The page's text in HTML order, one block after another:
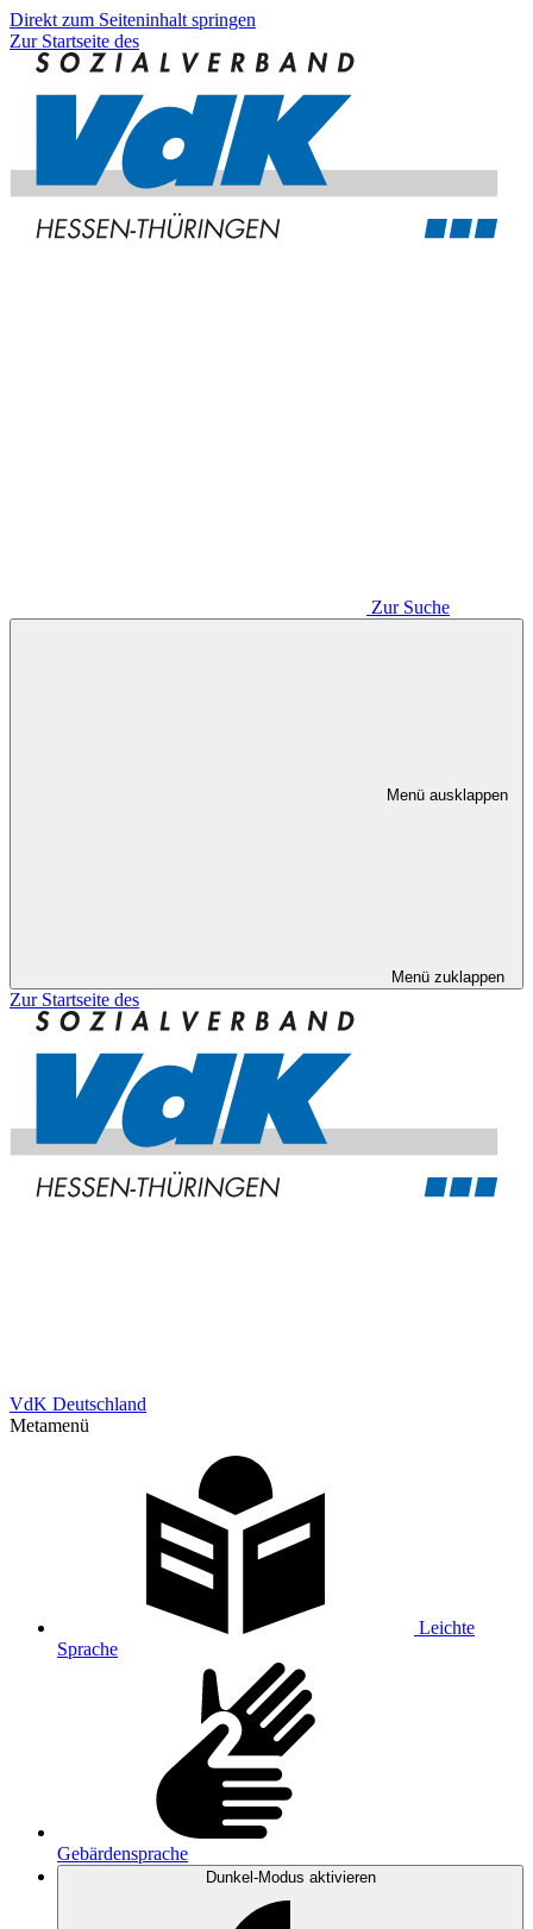
Direkt zum Seiteninhalt springen
Zur Startseite des
Zur Suche
Menü ausklappen
Menü zuklappen
Zur Startseite des
VdK Deutschland
Metamenü
Leichte
Sprache
Gebärdensprache
Dunkel-Modus aktivieren